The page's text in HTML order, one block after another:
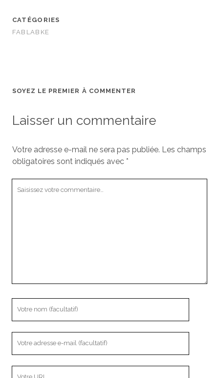
CATÉGORIES
FABLABKE
SOYEZ LE PREMIER À COMMENTER
Laisser un commentaire
Votre adresse e-mail ne sera pas publiée. Les champs
obligatoires sont indiqués avec *
mail